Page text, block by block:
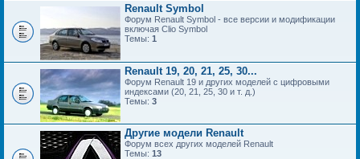
Renault Symbol
Форум Renault Symbol - все версии и модификации
включая Clio Symbol
Темы: 1
Renault 19, 20, 21, 25, 30...
Форум Renault 19 и других моделей с цифровыми
индексами (20, 21, 25, 30 и т. д.)
Темы: 3
Другие модели Renault
Форум всех других моделей Renault
Темы: 13